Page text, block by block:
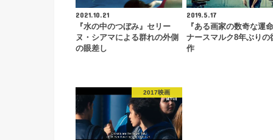
2021.10.21
『水の中のつぼみ』セリー
ヌ・シアマによる群れの外側
の眼差し
2019.5.17
『ある画家の数奇な運
ナースマルク8年ぶりの
作
2017映画